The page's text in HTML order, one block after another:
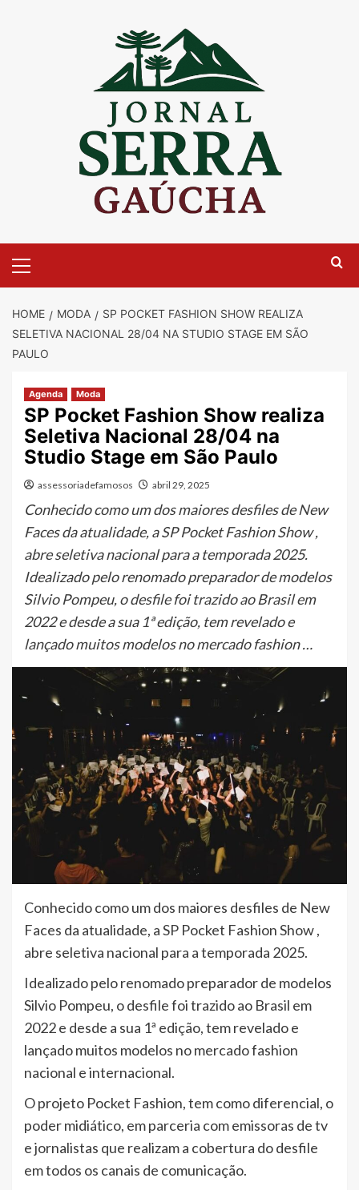
Menu
HOME MODA
SP POCKET FASHION SHOW REALIZA
SELETIVA NACIONAL 28/04 NA STUDIO STAGE EM SÃO
PAULO
Agenda Moda
SP Pocket Fashion Show realiza
Seletiva Nacional 28/04 na
Studio Stage em São Paulo
assessoriadefamosos abril 29, 2025
Conhecido como um dos maiores desfiles de New
Faces da atualidade, a SP Pocket Fashion Show ,
abre seletiva nacional para a temporada 2025.
Idealizado pelo renomado preparador de modelos
Silvio Pompeu, o desfile foi trazido ao Brasil em
2022 e desde a sua 1ª edição, tem revelado e
lançado muitos modelos no mercado fashion …
Conhecido como um dos maiores desfiles de New
Faces da atualidade, a SP Pocket Fashion Show ,
abre seletiva nacional para a temporada 2025.
Idealizado pelo renomado preparador de modelos
Silvio Pompeu, o desfile foi trazido ao Brasil em
2022 e desde a sua 1ª edição, tem revelado e
lançado muitos modelos no mercado fashion
nacional e internacional.
O projeto Pocket Fashion, tem como diferencial, o
poder midiático, em parceria com emissoras de tv
e jornalistas que realizam a cobertura do desfile
em todos os canais de comunicação.